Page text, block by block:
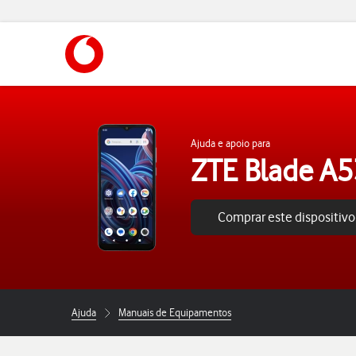
Ajuda e apoio para
ZTE Blade
Comprar este dispositivo
Ajuda Manuais de Equipamentos